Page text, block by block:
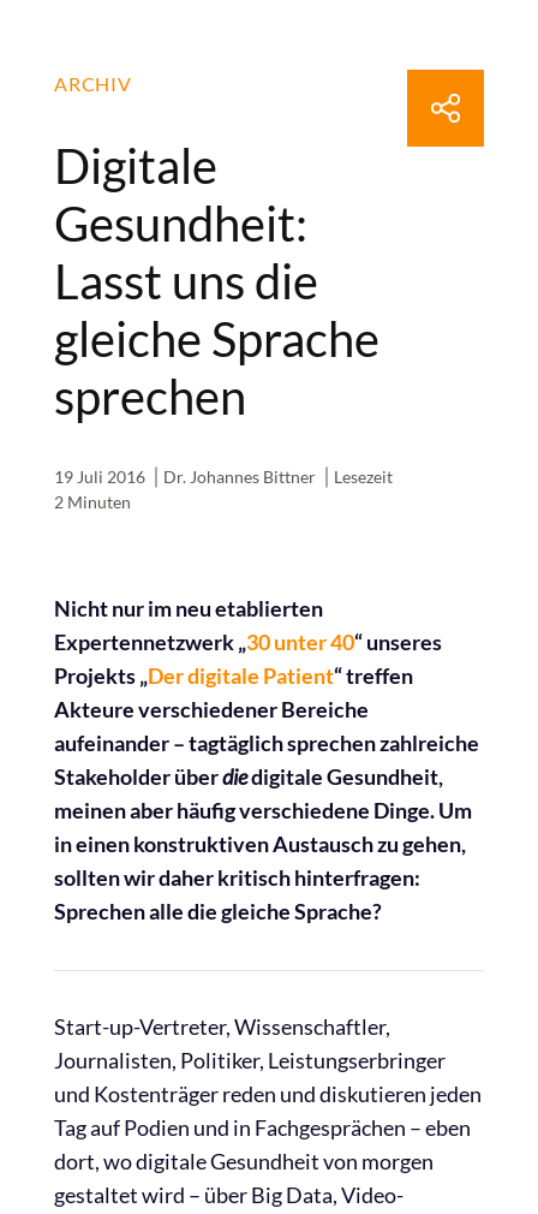
ARCHIV
Digitale
Gesundheit:
Lasst uns die
gleiche Sprache
sprechen
19 Juli 2016 Dr. Johannes Bittner
Lesezeit
2 Minuten
Nicht nur im neu etablierten
Expertennetzwerk „30 unter 40“ unseres
Projekts „Der digitale Patient“ treffen
Akteure verschiedener Bereiche
aufeinander – tagtäglich sprechen zahlreiche
Stakeholder überdiedigitale Gesundheit,
meinen aber häufig verschiedene Dinge. Um
in einen konstruktiven Austausch zu gehen,
sollten wir daher kritisch hinterfragen:
Sprechen alle die gleiche Sprache?
Start-up-Vertreter, Wissenschaftler,
Journalisten, Politiker, Leistungserbringer
und Kostenträger reden und diskutieren jeden
Tag auf Podien und in Fachgesprächen – eben
dort, wo digitale Gesundheit von morgen
gestaltet wird – über Big Data, Video-